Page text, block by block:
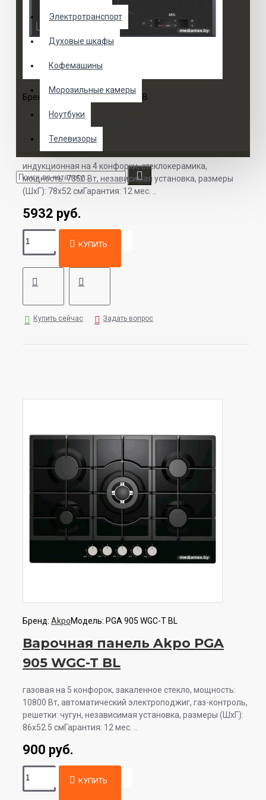
Электротранспорт
Духовые шкафы
Кофемашины
Морозильные камеры
Ноутбуки
Телевизоры
Бренд:AEGМодель:IAE84881FB
Варочная панель AEG
IAE84881FB
индукционная на 4 конфорки, cтеклокерамика,
мощность: 7350 Вт, независимая установка, размеры
(ШхГ): 78x52 смГарантия: 12 мес. ..
5932 руб.
КУПИТЬ
Купить сейчас Задать вопрос
Бренд: AkpoМодель: PGA 905 WGC-T BL
Варочная панель Akpo PGA
905 WGC-T BL
газовая на 5 конфорок, закаленное стекло, мощность:
10800 Вт, автоматический электроподжиг, газ-контроль,
решетки: чугун, независимая установка, размеры (ШхГ):
86x52.5 смГарантия: 12 мес. ..
900 руб.
КУПИТЬ